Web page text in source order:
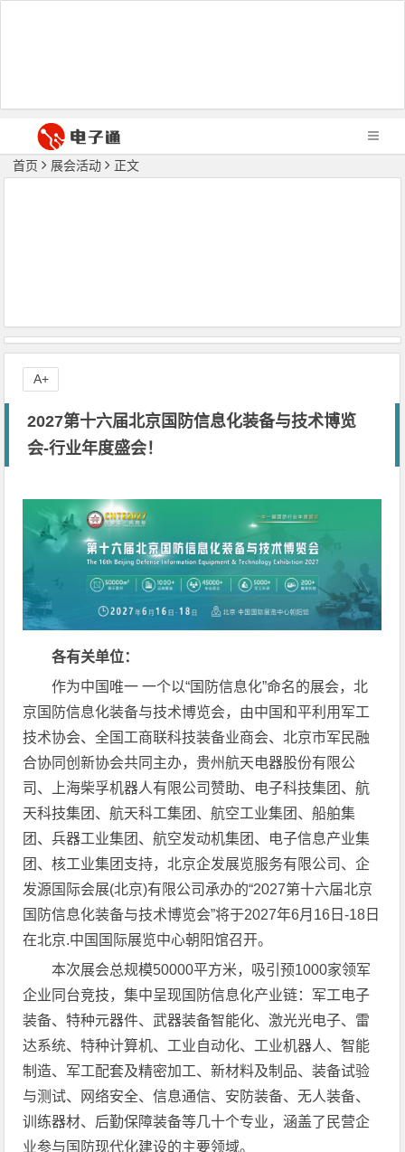
首页 展会活动 正文
2027第十六届北京国防信息化装备与技术博览
会-行业年度盛会！
各有关单位：
作为中国唯一 一个以“国防信息化”命名的展会，北
京国防信息化装备与技术博览会，由中国和平利用军工
技术协会、全国工商联科技装备业商会、北京市军民融
合协同创新协会共同主办，贵州航天电器股份有限公
司、上海柴孚机器人有限公司赞助、电子科技集团、航
天科技集团、航天科工集团、航空工业集团、船舶集
团、兵器工业集团、航空发动机集团、电子信息产业集
团、核工业集团支持，北京企发展览服务有限公司、企
发源国际会展(北京)有限公司承办的“2027第十六届北京
国防信息化装备与技术博览会”将于2027年6月16日-18日
在北京.中国国际展览中心朝阳馆召开。
本次展会总规模50000平方米，吸引预1000家领军
企业同台竞技，集中呈现国防信息化产业链：军工电子
装备、特种元器件、武器装备智能化、激光光电子、雷
达系统、特种计算机、工业自动化、工业机器人、智能
制造、军工配套及精密加工、新材料及制品、装备试验
与测试、网络安全、信息通信、安防装备、无人装备、
训练器材、后勤保障装备等几十个专业，涵盖了民营企
业参与国防现代化建设的主要领域。
A+